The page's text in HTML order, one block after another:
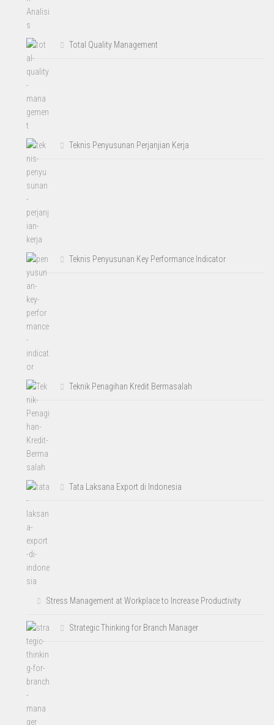
Total Quality Management
Teknis Penyusunan Perjanjian Kerja
Teknis Penyusunan Key Performance Indicator
Teknik Penagihan Kredit Bermasalah
Tata Laksana Export di Indonesia
Stress Management at Workplace to Increase Productivity
Strategic Thinking for Branch Manager